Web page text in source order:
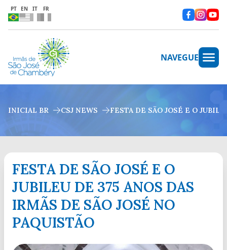
PT EN IT FR
NAVEGUE
INICIAL BR CSJ NEWS FESTA DE SÃO JOSÉ E O
FESTA DE SÃO JOSÉ E O
JUBILEU DE 375 ANOS DAS
IRMÃS DE SÃO JOSÉ NO
PAQUISTÃO